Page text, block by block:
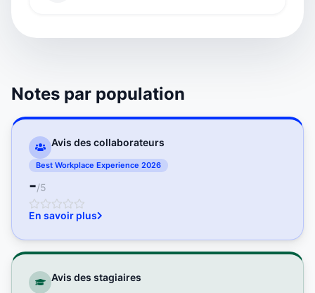
Notes par population
Avis des collaborateurs
Best Workplace Experience 2026
-/5
En savoir plus
Avis des stagiaires